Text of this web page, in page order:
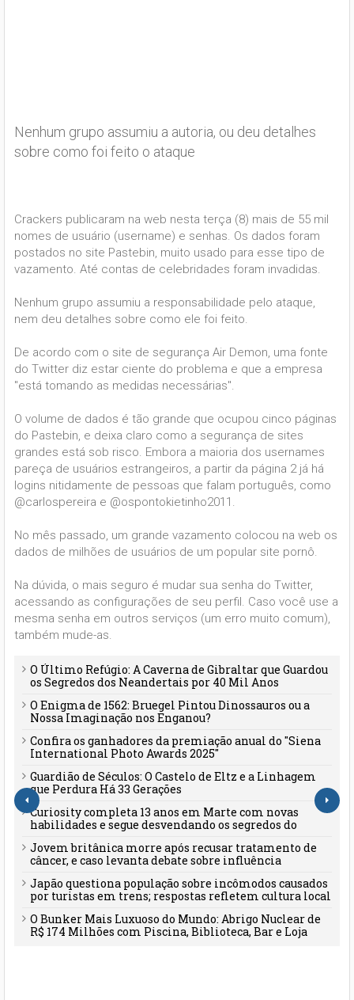
Nenhum grupo assumiu a autoria, ou deu detalhes
sobre como foi feito o ataque
Crackers publicaram na web nesta terça (8) mais de 55 mil
nomes de usuário (username) e senhas. Os dados foram
postados no site Pastebin, muito usado para esse tipo de
vazamento. Até contas de celebridades foram invadidas.
Nenhum grupo assumiu a responsabilidade pelo ataque,
nem deu detalhes sobre como ele foi feito.
De acordo com o site de segurança Air Demon, uma fonte
do Twitter diz estar ciente do problema e que a empresa
"está tomando as medidas necessárias".
O volume de dados é tão grande que ocupou cinco páginas
do Pastebin, e deixa claro como a segurança de sites
grandes está sob risco. Embora a maioria dos usernames
pareça de usuários estrangeiros, a partir da página 2 já há
logins nitidamente de pessoas que falam português, como
@carlospereira e @ospontokietinho2011.
No mês passado, um grande vazamento colocou na web os
dados de milhões de usuários de um popular site pornô.
Na dúvida, o mais seguro é mudar sua senha do Twitter,
acessando as configurações de seu perfil. Caso você use a
mesma senha em outros serviços (um erro muito comum),
também mude-as.
O Último Refúgio: A Caverna de Gibraltar que Guardou
os Segredos dos Neandertais por 40 Mil Anos
O Enigma de 1562: Bruegel Pintou Dinossauros ou a
Nossa Imaginação nos Enganou?
Confira os ganhadores da premiação anual do "Siena
International Photo Awards 2025"
Guardião de Séculos: O Castelo de Eltz e a Linhagem
que Perdura Há 33 Gerações
Curiosity completa 13 anos em Marte com novas
habilidades e segue desvendando os segredos do
Jovem britânica morre após recusar tratamento de
câncer, e caso levanta debate sobre influência
Japão questiona população sobre incômodos causados
por turistas em trens; respostas refletem cultura local
O Bunker Mais Luxuoso do Mundo: Abrigo Nuclear de
R$ 174 Milhões com Piscina, Biblioteca, Bar e Loja